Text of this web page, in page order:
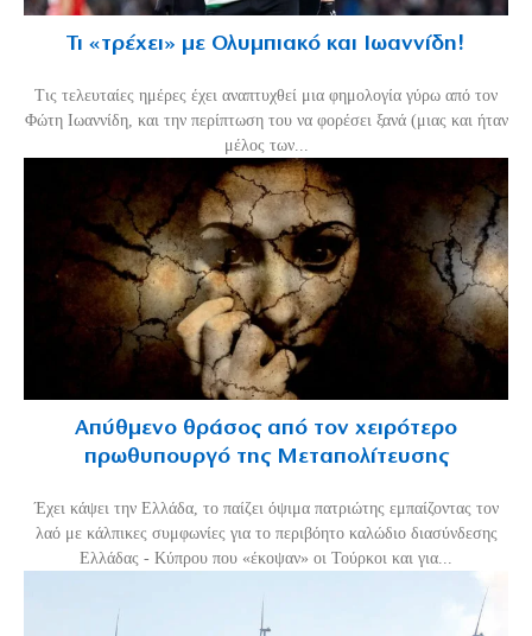
Τι «τρέχει» με Ολυμπιακό και Ιωαννίδη!
Τις τελευταίες ημέρες έχει αναπτυχθεί μια φημολογία γύρω από τον
Φώτη Ιωαννίδη, και την περίπτωση του να φορέσει ξανά (μιας και ήταν
μέλος των...
Απύθμενο θράσος από τον χειρότερο
πρωθυπουργό της Μεταπολίτευσης
Έχει κάψει την Ελλάδα, το παίζει όψιμα πατριώτης εμπαίζοντας τον
λαό με κάλπικες συμφωνίες για το περιβόητο καλώδιο διασύνδεσης
Ελλάδας - Κύπρου που «έκοψαν» οι Τούρκοι και για...